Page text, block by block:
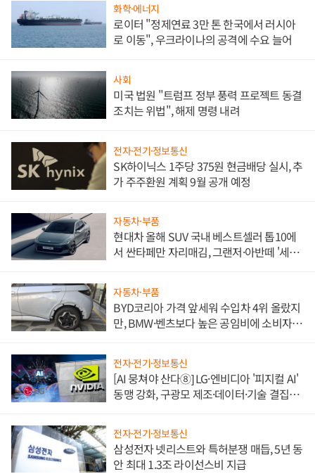
화학·에너지
로이터 "정제연료 3만 톤 한국에서 러시아
로 이동", 우크라이나의 공격에 수요 늘어
사회
미국 법원 "트럼프 정부 풍력 프로젝트 동결
조치는 위법", 해제 명령 내려
전자·전기·정보통신
SK하이닉스 1주당 375원 현금배당 실시, 추
가 주주환원 계획 9월 공개 예정
자동차·부품
현대차 올해 SUV 국내 베스트셀러 톱10에
서 싼타페만 자리매김, 그랜저·아반떼 '세단
자동차·부품
BYD코리아 가격 앞세워 수입차 4위 올랐지
만, BMW·벤츠보다 높은 공임비에 소비자
전자·전기·정보통신
[AI 뭉쳐야 산다⑧] LG·엔비디아 '피지컬 AI'
동맹 강화, 구광모 제조·데이터·기술 결집
전자·전기·정보통신
삼성전자 넷리스트와 특허분쟁 매듭, 5년 동
안 최대 1.3조 라이선스비 지급